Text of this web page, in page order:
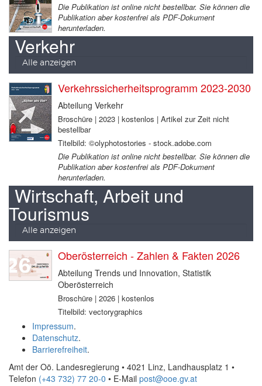
Die Publikation ist online nicht bestellbar. Sie können die
Publikation aber kostenfrei als PDF-Dokument
herunterladen.
Verkehr
Alle anzeigen
Verkehrssicherheitsprogramm 2023-2030
Abteilung Verkehr
Broschüre | 2023 | kostenlos | Artikel zur Zeit nicht
bestellbar
Titelbild: ©olyphotostories - stock.adobe.com
Die Publikation ist online nicht bestellbar. Sie können die
Publikation aber kostenfrei als PDF-Dokument
herunterladen.
Wirtschaft, Arbeit und
Tourismus
Alle anzeigen
Oberösterreich - Zahlen & Fakten 2026
Abteilung Trends und Innovation, Statistik
Oberösterreich
Broschüre | 2026 | kostenlos
Titelbild: vectorygraphics
Impressum.
Datenschutz.
Barrierefreiheit.
Amt der Oö. Landesregierung • 4021 Linz, Landhausplatz 1 •
Telefon (+43 732) 77 20-0 • E-Mail post@ooe.gv.at